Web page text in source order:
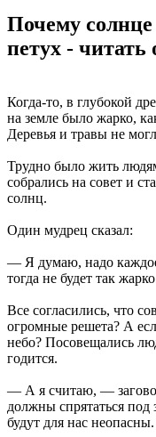
Почему солнце
петух - читать
Когда-то, в глубокой
на земле было жарко,
Деревья и травы не
Трудно было жить
собрались на совет и
солнц.
Один мудрец сказал:
— Я думаю, надо
тогда не будет так
Все согласились, что
огромные решета? А
небо? Посовещались
годится.
— А я считаю, —
должны спрятаться
будут для нас неопасны.